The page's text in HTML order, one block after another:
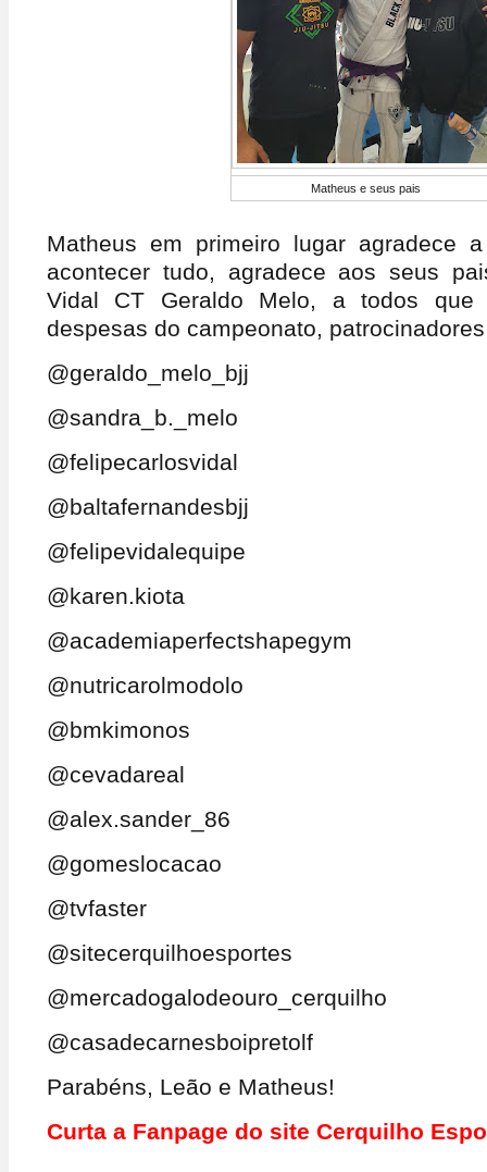
Matheus e seus pais
Matheus em primeiro lugar agradece
acontecer tudo, agradece aos seus
Vidal CT Geraldo Melo, a todos que
despesas do campeonato,
@geraldo_melo_bjj
@sandra_b._melo
@felipecarlosvidal
@baltafernandesbjj
@felipevidalequipe
@karen.kiota
@academiaperfectshapegym
@nutricarolmodolo
@bmkimonos
@cevadareal
@alex.sander_86
@gomeslocacao
@tvfaster
@sitecerquilhoesportes
@mercadogalodeouro_cerquilho
@casadecarnesboipretolf
Parabéns, Leão e Matheus!
Curta a Fanpage do site Cerquilho